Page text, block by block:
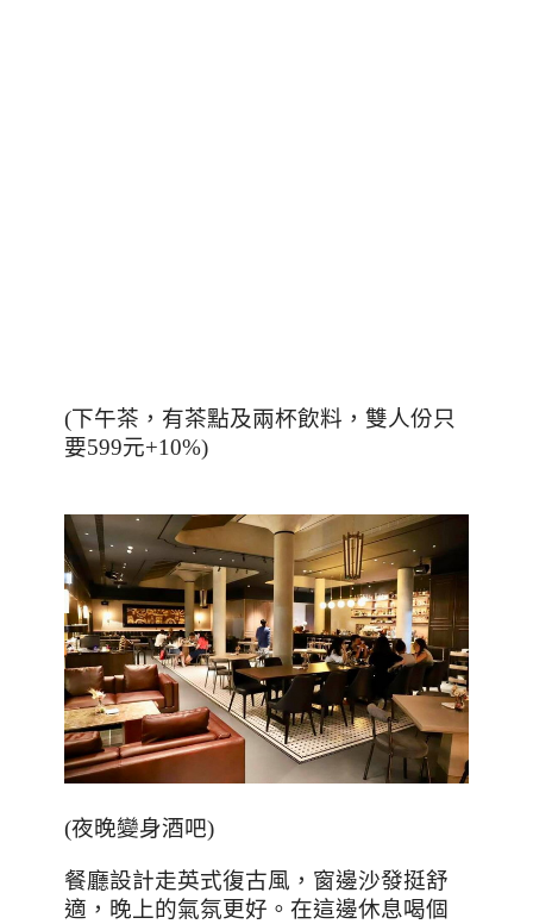
(下午茶，有茶點及兩杯飲料，雙人份只
要599元+10%)
(夜晚變身酒吧)
餐廳設計走英式復古風，窗邊沙發挺舒
適，晚上的氣氛更好。在這邊休息喝個